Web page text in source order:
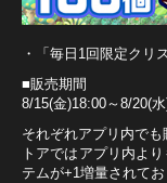
・「毎日1回限定クリ
■販売期間
8/15(金)18:00～8/20(
それぞれアプリ内で
トアではアプリ内よ
テムが+1増量されて